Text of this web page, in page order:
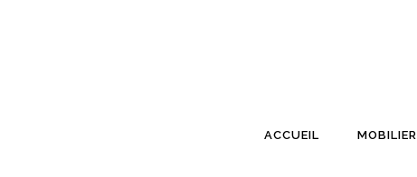
ACCUEIL MOBILIER